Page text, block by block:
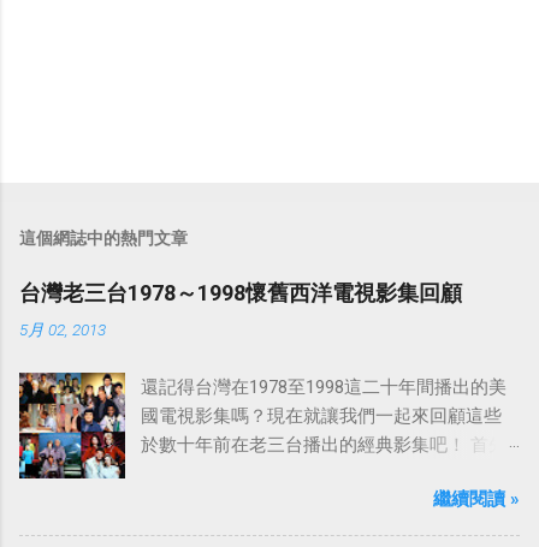
這個網誌中的熱門文章
台灣老三台1978～1998懷舊西洋電視影集回顧
5月 02, 2013
還記得台灣在1978至1998這二十年間播出的美
國電視影集嗎？現在就讓我們一起來回顧這些
於數十年前在老三台播出的經典影集吧！ 首先
「愛之船」（The Love Boat），這部影集最早
是在1977年9月24日至1986年5月24日於美國
繼續閱讀 »